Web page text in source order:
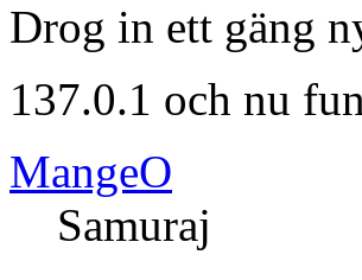
Drog in ett gäng
137.0.1 och nu
MangeO
Samuraj